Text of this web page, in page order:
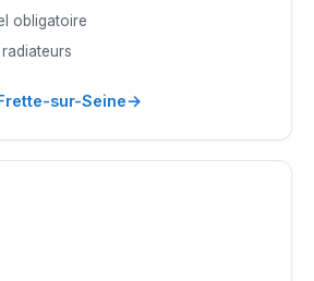
obligatoire
sur-Seine→